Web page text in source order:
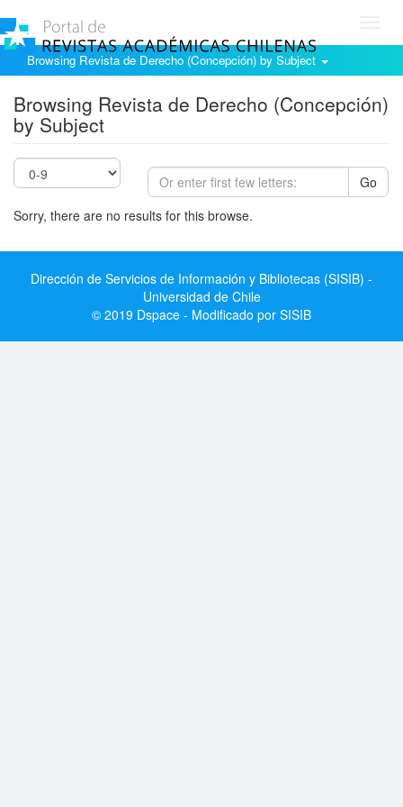
Browsing Revista de Derecho (Concepción) by Subject
Browsing Revista de Derecho (Concepción)
by Subject
Go
Sorry, there are no results for this browse.
Dirección de Servicios de Información y Bibliotecas (SISIB) -
Universidad de Chile
© 2019 Dspace - Modificado por SISIB